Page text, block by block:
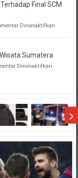
Penting
Hasil
Final SCM
Dinonaktifkanpada
Beny
Sumatera
Dinonaktifkanpada
di
Wisata
Sumatera